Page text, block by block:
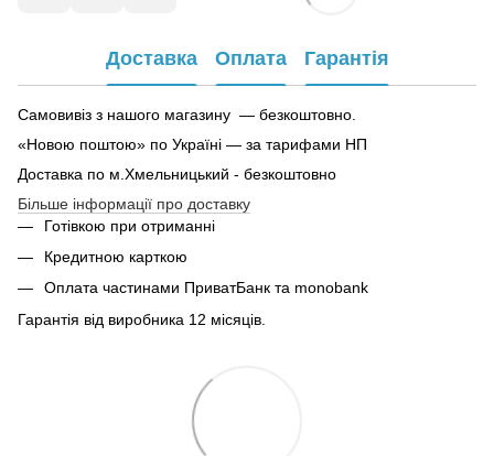
Доставка Оплата Гарантія
Самовивіз з нашого магазину — безкоштовно.
«Новою поштою» по Україні — за тарифами НП
Доставка по м.Хмельницький - безкоштовно
Більше інформації про доставку
Готівкою при отриманні
Кредитною карткою
Оплата частинами ПриватБанк та monobank
Гарантія від виробника 12 місяців.